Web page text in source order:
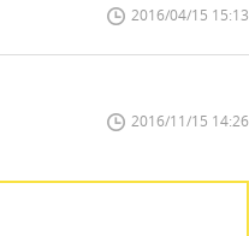
2016/04/15 15:13
2016/11/15 14:26